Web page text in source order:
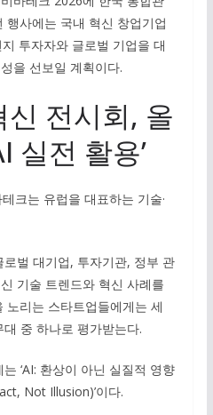
행사에는 국내 혁신 창업기업
투자자와 글로벌 기업을 대
을 선보일 계획이다.
전시회, 올
실전 활용’
크는 유럽을 대표하는 기술·
벌 대기업, 투자기관, 정부 관
기술 트렌드와 혁신 사례를
노리는 스타트업들에게는 세
중 하나로 평가받는다.
‘AI: 환상이 아닌 실질적 영향
Not Illusion)’이다.